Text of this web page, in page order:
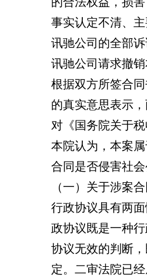
事实认定不清、
讯驰公司的全部诉
讯驰公司请求撤
根据双方所签合
的真实意思表示
对《国务院关于
本院认为，本案
合同是否侵害社会
（一）关于涉案
行政协议具有两
政协议既是一种
协议无效的判断
定。二审法院已